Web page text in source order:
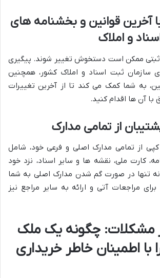
آخرین قوانین و بخشنامه های
و املاک
ثبتی ممکن است دستخوش تغییر شوند. پیگیری
سازمان ثبت اسناد و املاک کشور، همچنین
به شما کمک می کند تا از آخرین تغییرات
با آن ها اقدام کنید.
از تمامی مدارک
از تمامی مدارک اصلی و فرعی خود، شامل
کارت ملی، نقشه ها و سایر اسناد، نزد خود
نه تنها در صورت گم شدن مدارک اصلی به شما
مراجعات آتی و ارائه به سایر مراجع نیز
مشکلات: چگونه یک ملک
با اطمینان خاطر خریداری